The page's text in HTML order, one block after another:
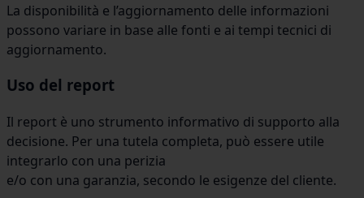
La disponibilità e l’aggiornamento delle informazioni
possono variare in base alle fonti e ai tempi tecnici di
aggiornamento.
Uso del report
Il report è uno strumento informativo di supporto alla
decisione. Per una tutela completa, può essere utile
integrarlo con una perizia
e/o con una garanzia, secondo le esigenze del cliente.